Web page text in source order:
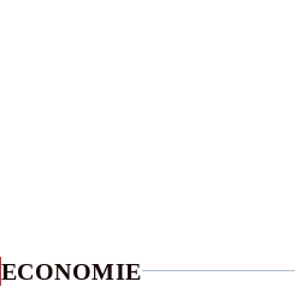
ECONOMIE